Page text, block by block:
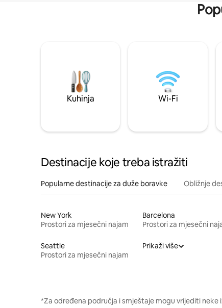
Kuhinja Wi-Fi
Destinacije koje treba istražiti
Popularne destinacije za duže boravke Obližnje
New York
Prostori za mjesečni najam
Barcelona
Prostori za mjesečni
Seattle
Prostori za mjesečni najam
Prikaži više
*Za određena područja i smještaje mogu vrijediti neke